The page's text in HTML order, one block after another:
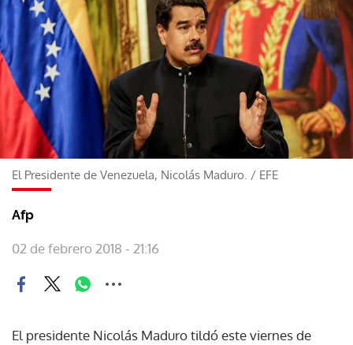
El Presidente de Venezuela, Nicolás Maduro. / EFE
Afp
02 de febrero 2018 - 21:16
El presidente Nicolás Maduro tildó este viernes de